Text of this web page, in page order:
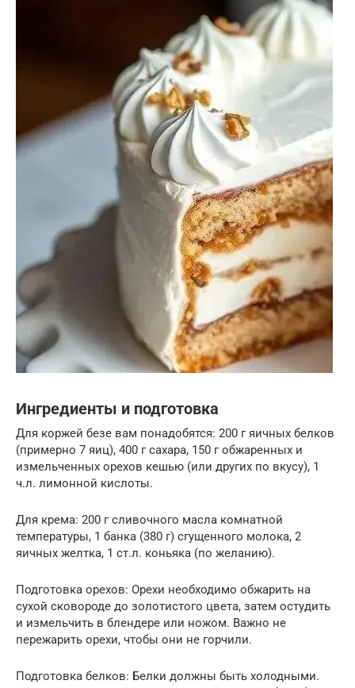
Ингредиенты и подготовка
Для коржей безе вам понадобятся: 200 г яичных белков
(примерно 7 яиц), 400 г сахара, 150 г обжаренных и
измельченных орехов кешью (или других по вкусу), 1
ч.л. лимонной кислоты.
Для крема: 200 г сливочного масла комнатной
температуры, 1 банка (380 г) сгущенного молока, 2
яичных желтка, 1 ст.л. коньяка (по желанию).
Подготовка орехов: Орехи необходимо обжарить на
сухой сковороде до золотистого цвета, затем остудить
и измельчить в блендере или ножом. Важно не
пережарить орехи, чтобы они не горчили.
Подготовка белков: Белки должны быть холодными.